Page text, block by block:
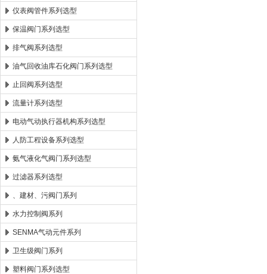
仪表阀管件系列选型
保温阀门系列选型
排气阀系列选型
油气回收油库石化阀门系列选型
止回阀系列选型
流量计系列选型
电动气动执行器机构系列选型
人防工程设备系列选型
氨气液化气阀门系列选型
过滤器系列选型
、建材、污阀门系列
水力控制阀系列
SENMA气动元件系列
卫生级阀门系列
塑料阀门系列选型